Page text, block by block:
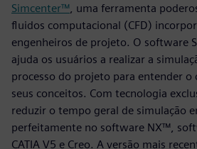
Simcenter™ , uma ferramenta
fluidos computacional (CFD)
engenheiros de projeto. O software
ajuda os usuários a realizar a
processo do projeto para entender
seus conceitos. Com tecnologia
reduzir o tempo geral de simulação
perfeitamente no software NX™,
CATIA V5 e Creo. A versão mais